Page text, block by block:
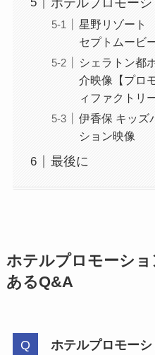
ホテルプロモーシ
星野リゾート
セプトムービ
シェラトン都
介映像【プロ
ィファクトリ
伊香保 キッズ
ション映像
最後に
ホテルプロモーショ
あるQ&A
ホテルプロモー